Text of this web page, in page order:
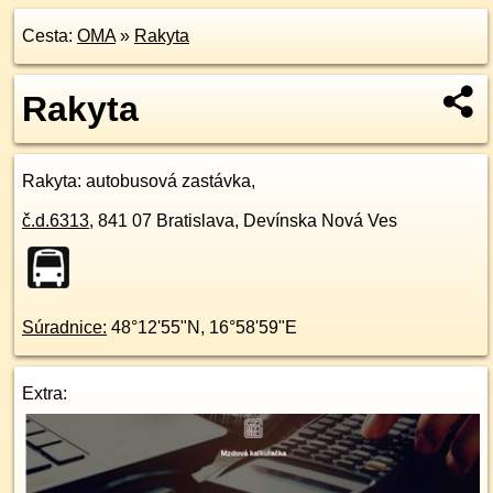
Cesta: OMA» Rakyta
Rakyta
Rakyta: autobusová zastávka,
č.d.6313, 841 07 Bratislava, Devínska Nová Ves
Súradnice: 48°12'55"N , 16°58'59"E
Extra: